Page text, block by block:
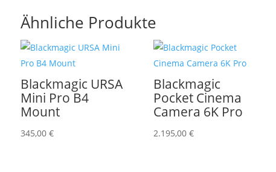
Ähnliche Produkte
Blackmagic URSA
Mini Pro B4
Mount
345,00 €
Blackmagic
Pocket Cinema
Camera 6K Pro
2.195,00€